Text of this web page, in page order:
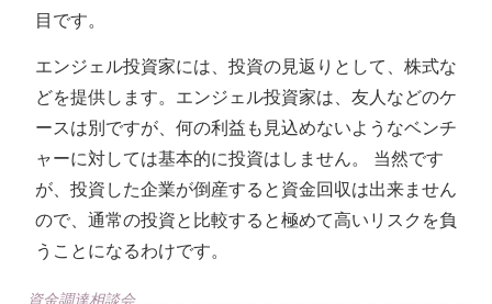
目です。
エンジェル投資家には、投資の見返りとして、株式な
どを提供します。エンジェル投資家は、友人などのケ
ースは別ですが、何の利益も見込めないようなベンチ
ャーに対しては基本的に投資はしません。 当然です
が、投資した企業が倒産すると資金回収は出来ません
ので、通常の投資と比較すると極めて高いリスクを負
うことになるわけです。